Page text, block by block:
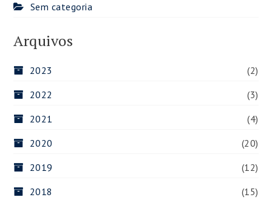
Sem categoria
Arquivos
2023
(2)
2022
(3)
2021
(4)
2020
(20)
2019
(12)
2018
(15)